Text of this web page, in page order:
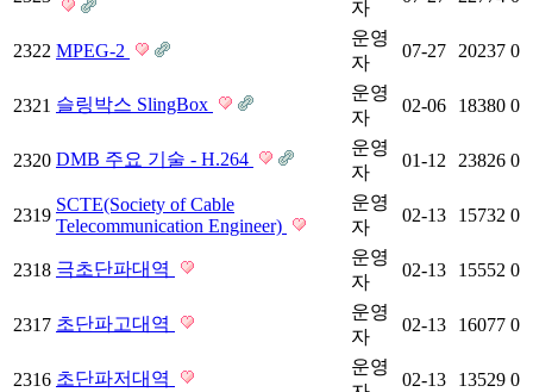
자
2322 MPEG-2
운영
자
07-27 20237 0
2321 슬링박스 SlingBox
운영
자
02-06 18380 0
2320 DMB 주요 기술 - H.264
운영
자
01-12 23826 0
2319
SCTE(Society of Cable
Telecommunication Engineer)
운영
자
02-13 15732 0
2318 극초단파대역
운영
자
02-13 15552 0
2317 초단파고대역
운영
자
02-13 16077 0
2316 초단파저대역
운영
02-13 13529 0